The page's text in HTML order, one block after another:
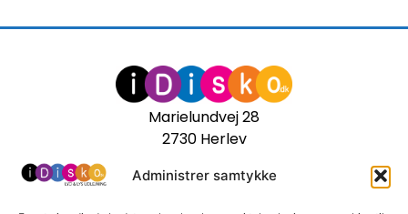
Administrer samtykke
Marielundvej 28
2730 Herlev